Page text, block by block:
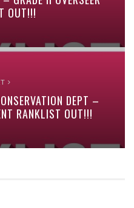
OUT!!!
DEPT –
RANKLIST OUT!!!